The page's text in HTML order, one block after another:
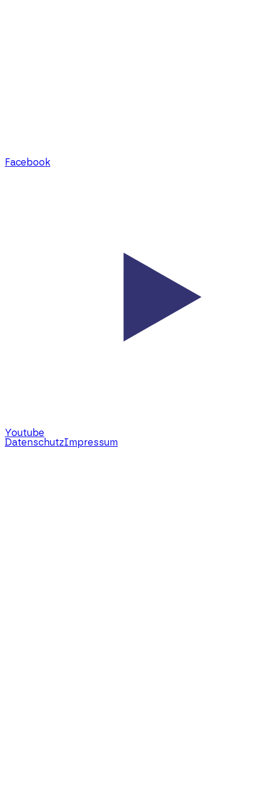
Facebook
Youtube
DatenschutzImpressum